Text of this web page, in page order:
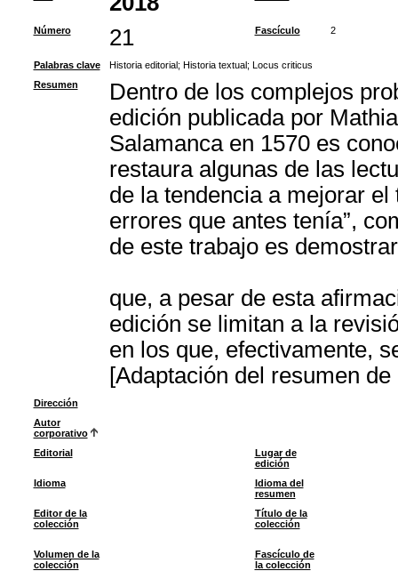
Número 21 Fascículo 2
Palabras clave Historia editorial; Historia textual; Locus criticus
Resumen
Dentro de los complejos
edición publicada por
Salamanca en 1570 es
restaura algunas de las
de la tendencia a mejorar
errores que antes tenía”,
de este trabajo es
que, a pesar de esta
edición se limitan a la
en los que, efectivamente,
[Adaptación del resumen de
Dirección
Autor
corporativo
Editorial
Lugar de
edición
Idioma
Idioma del
resumen
Editor de la
colección
Título de la
colección
Volumen de la
colección
Fascículo de
la colección